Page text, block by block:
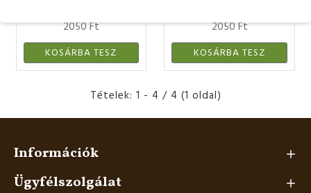
2050 Ft
KOSÁRBA TESZ
2050 Ft
KOSÁRBA TESZ
Tételek: 1 - 4 / 4 (1 oldal)
Információk
Ügyfélszolgálat